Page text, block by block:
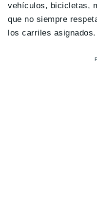
vehículos, bicicletas,
que no siempre
los carriles asignados.